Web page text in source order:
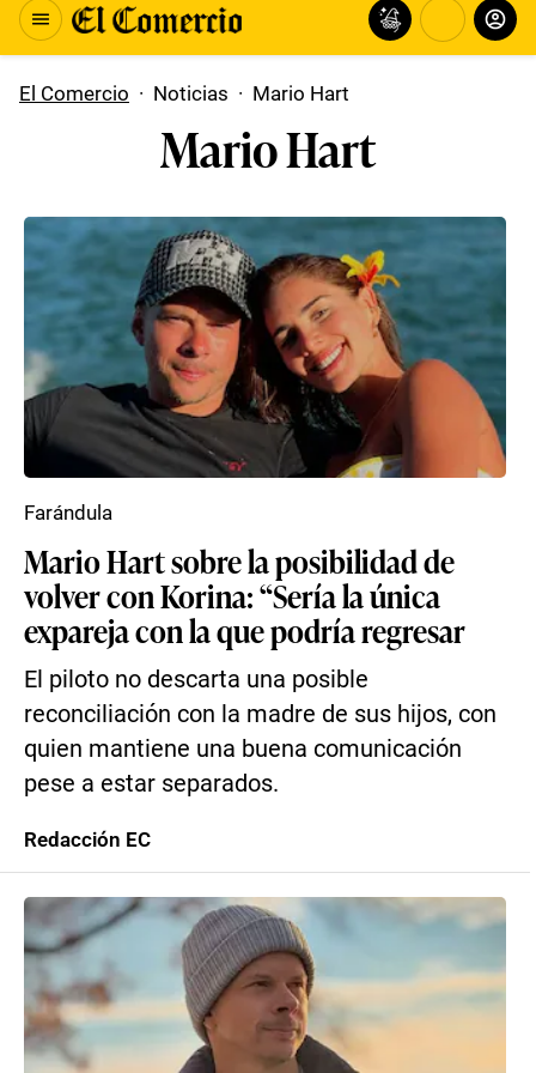
El Comercio · Noticias · Mario Hart
Mario Hart
Mario Hart sobre la posibilidad de
volver con Korina: “Sería la única
expareja con la que podría regresar
El piloto no descarta una posible
reconciliación con la madre de sus hijos, con
quien mantiene una buena comunicación
pese a estar separados.
Farándula
Redacción EC